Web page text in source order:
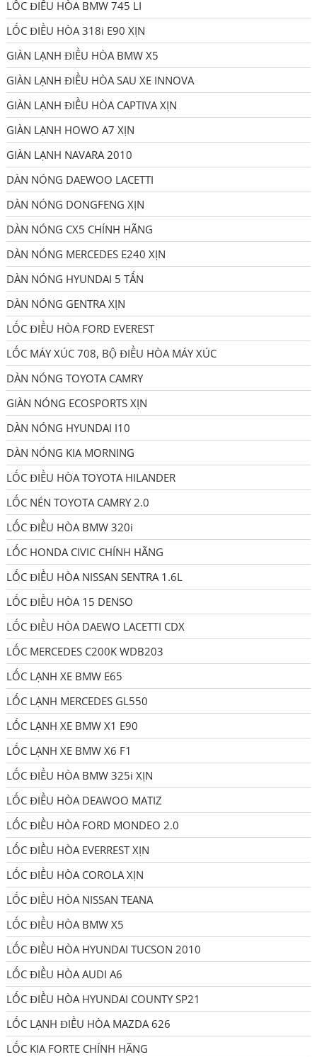
LỐC ĐIỀU HÒA BMW 745 LI
LỐC ĐIỀU HÒA 318i E90 XỊN
GIÀN LẠNH ĐIỀU HÒA BMW X5
GIÀN LẠNH ĐIỀU HÒA SAU XE INNOVA
GIÀN LẠNH ĐIỀU HÒA CAPTIVA XỊN
GIÀN LẠNH HOWO A7 XỊN
GIÀN LẠNH NAVARA 2010
DÀN NÓNG DAEWOO LACETTI
DÀN NÓNG DONGFENG XỊN
DÀN NÓNG CX5 CHÍNH HÃNG
DÀN NÓNG MERCEDES E240 XỊN
DÀN NÓNG HYUNDAI 5 TẤN
DÀN NÓNG GENTRA XỊN
LỐC ĐIỀU HÒA FORD EVEREST
LỐC MÁY XÚC 708, BỘ ĐIỀU HÒA MÁY XÚC
DÀN NÓNG TOYOTA CAMRY
GIÀN NÓNG ECOSPORTS XỊN
DÀN NÓNG HYUNDAI I10
DÀN NÓNG KIA MORNING
LỐC ĐIỀU HÒA TOYOTA HILANDER
LỐC NÉN TOYOTA CAMRY 2.0
LỐC ĐIỀU HÒA BMW 320i
LỐC HONDA CIVIC CHÍNH HÃNG
LỐC ĐIỀU HÒA NISSAN SENTRA 1.6L
LỐC ĐIỀU HÒA 15 DENSO
LỐC ĐIỀU HÒA DAEWO LACETTI CDX
LỐC MERCEDES C200K WDB203
LỐC LẠNH XE BMW E65
LỐC LẠNH MERCEDES GL550
LỐC LẠNH XE BMW X1 E90
LỐC LẠNH XE BMW X6 F1
LỐC ĐIỀU HÒA BMW 325i XỊN
LỐC ĐIỀU HÒA DEAWOO MATIZ
LỐC ĐIỀU HÒA FORD MONDEO 2.0
LỐC ĐIỀU HÒA EVERREST XỊN
LỐC ĐIỀU HÒA COROLA XỊN
LỐC ĐIỀU HÒA NISSAN TEANA
LỐC ĐIỀU HÒA BMW X5
LỐC ĐIỀU HÒA HYUNDAI TUCSON 2010
LỐC ĐIỀU HÒA AUDI A6
LỐC ĐIỀU HÒA HYUNDAI COUNTY SP21
LỐC LẠNH ĐIỀU HÒA MAZDA 626
LỐC KIA FORTE CHÍNH HÃNG